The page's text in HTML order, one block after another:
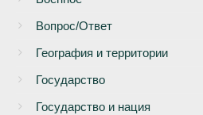
Вопрос/Ответ
География и территории
Государство
Государство и нация